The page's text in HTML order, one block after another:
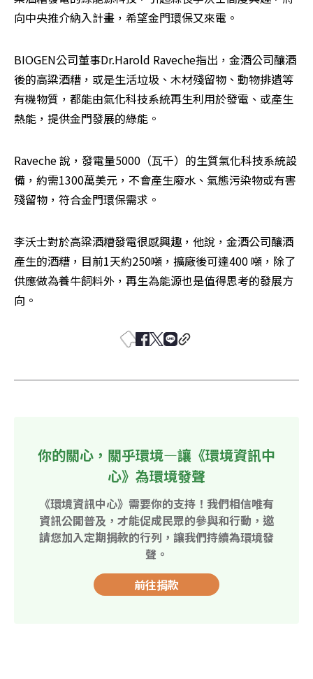
向中央推介納入計畫，希望金門環保又來電。
BIOGEN公司董事Dr.Harold Raveche指出，金酒公司釀酒
後的高粱酒糟，或是生活垃圾、木材殘留物、動物排遺等
有機物質，都能由氣化科技系統再生利用於發電、或產生
熱能，提供金門發展的綠能。
Raveche 說，發電量5000（瓦千）的生質氣化科技系統設
備，約需1300萬美元，不會產生廢水、氣態污染物或有害
殘留物，符合金門環保需求。
李沃士對於高粱酒糟發電很感興趣，他說，金酒公司釀酒
產生的酒糟，目前1天約250噸，擴廠後可達400 噸，除了
供應做為養牛飼料外，再生為能源也是值得思考的發展方
向。
你的關心，關乎環境—讓《環境資訊中
心》為環境發聲
《環境資訊中心》需要你的支持！我們相信唯有
資訊公開普及，才能促成民眾的參與和行動，邀
請您加入定期捐款的行列，讓我們持續為環境發
聲。
前往捐款